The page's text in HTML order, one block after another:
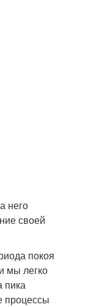
него
своей
покоя
мы легко
пика
процессы